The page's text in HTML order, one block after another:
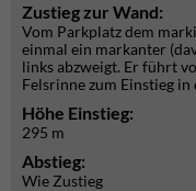
Zustieg zur Wand:
Vom Parkplatz dem
einmal ein markanter
links abzweigt. Er führt
Felsrinne zum Einstieg in
Höhe Einstieg:
295 m
Abstieg:
Wie Zustieg